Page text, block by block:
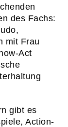
des Fachs:
mit Frau
Act
gibt es
Action-